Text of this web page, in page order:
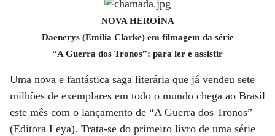
NOVA HEROÍNA
Daenerys (Emilia Clarke) em filmagem da série
“A Guerra dos Tronos”: para ler e assistir
Uma nova e fantástica saga literária que já vendeu sete
milhões de exemplares em todo o mundo chega ao Brasil
este mês com o lançamento de “A Guerra dos Tronos”
(Editora Leya). Trata-se do primeiro livro de uma série